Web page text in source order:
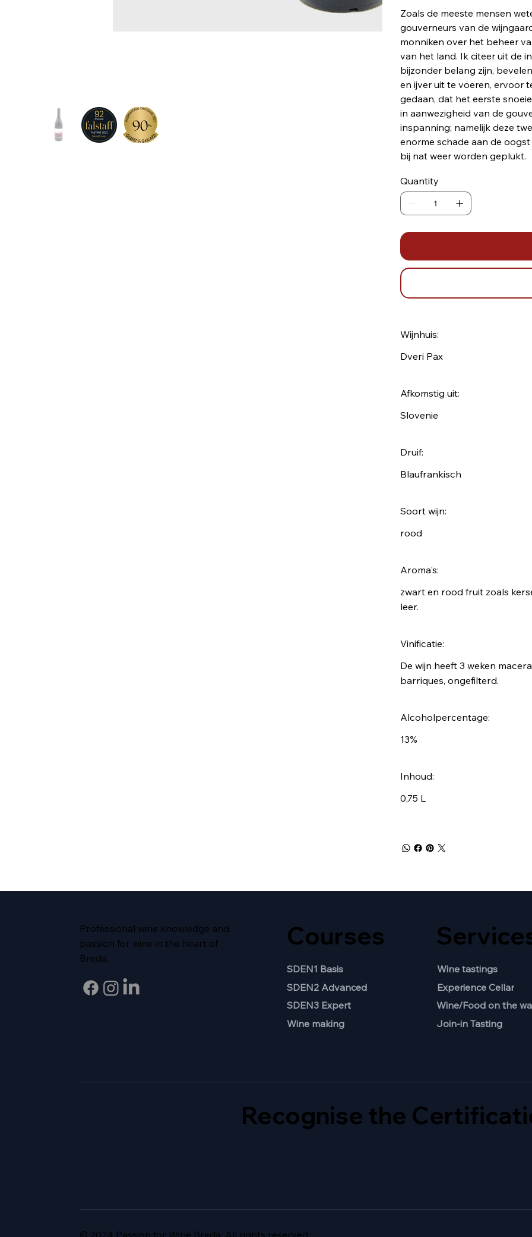
Zoals de meeste mensen
gouverneurs van de
monniken over het beheer
van het land. Ik citeer uit de
bijzonder belang zijn,
en ijver uit te voeren, ervoor
gedaan, dat het eerste
in aanwezigheid van de
inspanning; namelijk deze
enorme schade aan de
bij nat weer
Quantity
Wijnhuis:
Dveri Pax
Afkomstig uit:
Slovenie
Druif:
Blaufrankisch
Soort wijn:
rood
Aroma's:
zwart en rood fruit zoals
leer.
Vinificatie:
De wijn heeft 3 weken
barriques, ongefilterd.
Alcoholpercentage:
13%
Inhoud:
0,75 L
Professional wine knowledge and
passion for wine in the heart of
Breda.
Courses
SDEN1 Basis
SDEN2 Advanced
SDEN3 Expert
Wine making
Wine tastings
Experience Cellar
Wine/Food on the
Join-in Tasting
Recognise the
© 2024 Passion for Wine Breda. All rights reserved.